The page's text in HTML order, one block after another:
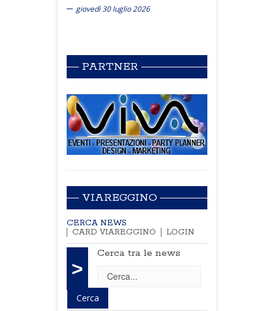
giovedì 30 luglio 2026
PARTNER
VIAREGGINO
CERCA NEWS
CARD VIAREGGINO
LOGIN
>
Cerca tra le news